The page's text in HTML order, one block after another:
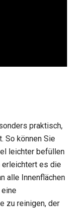
praktisch,
So können Sie
leichter befüllen
erleichtert es die
alle Innenflächen
eine
zu reinigen, der